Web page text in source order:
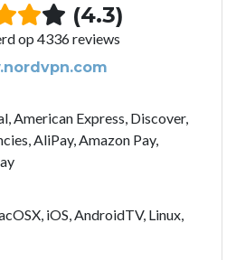
(4.3)
op 4336 reviews
American Express, Discover,
AliPay, Amazon Pay,
iOS, AndroidTV, Linux,